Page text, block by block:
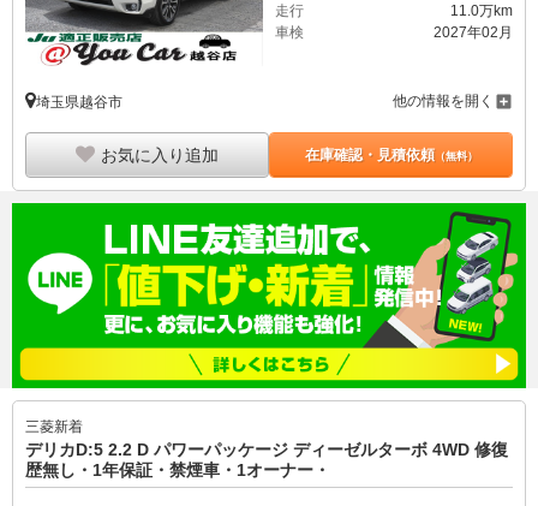
走行
11.0万km
車検
2027年02月
埼玉県越谷市 他の情報を開く
お気に入り追加 在庫確認・見積依頼（無料）
三菱新着
デリカD:5 2.2 D パワーパッケージ ディーゼルターボ 4WD 修復
歴無し・1年保証・禁煙車・1オーナー・